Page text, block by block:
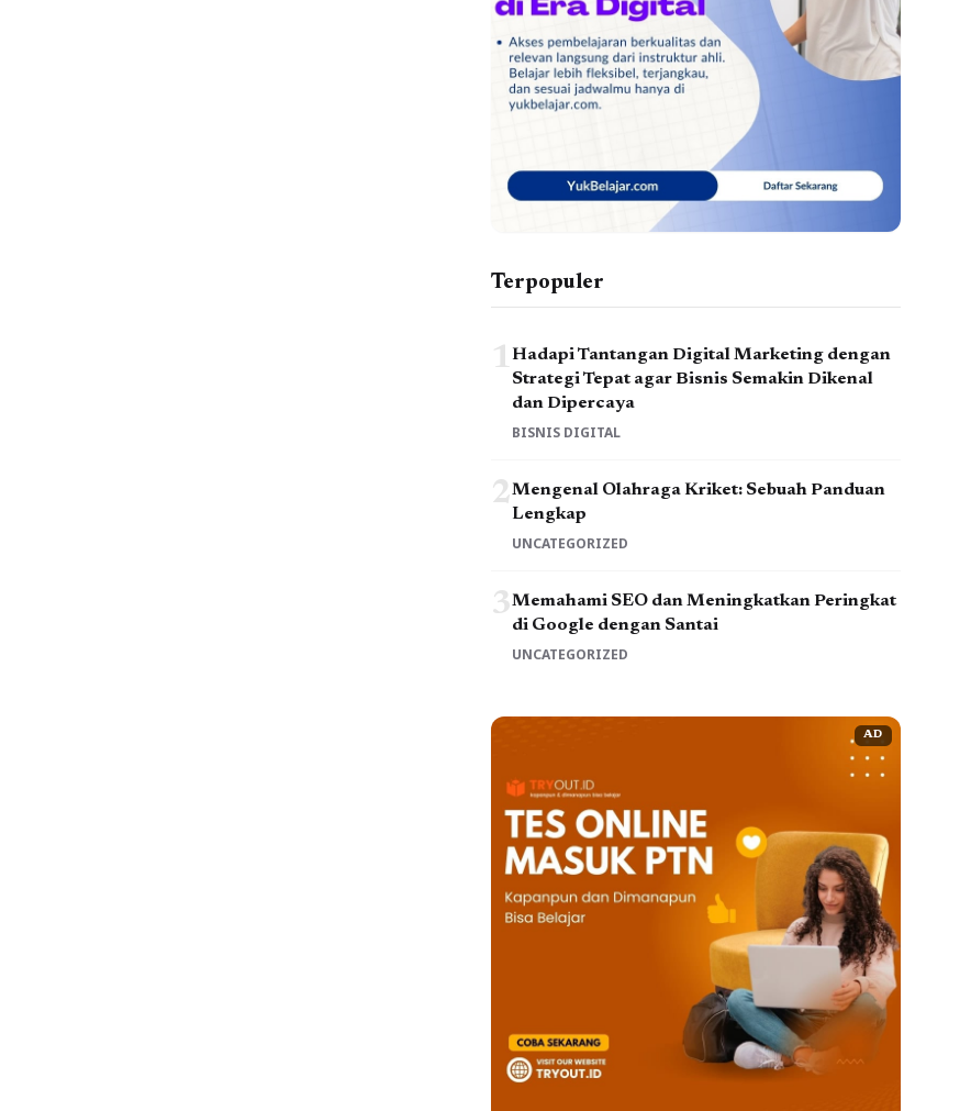
Terpopuler
1Hadapi Tantangan Digital Marketing dengan
Strategi Tepat agar Bisnis Semakin Dikenal
dan Dipercaya
BISNIS DIGITAL
2Mengenal Olahraga Kriket: Sebuah Panduan
Lengkap
UNCATEGORIZED
3Memahami SEO dan Meningkatkan Peringkat
di Google dengan Santai
UNCATEGORIZED
AD